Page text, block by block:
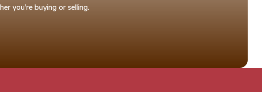
you’re buying or selling.